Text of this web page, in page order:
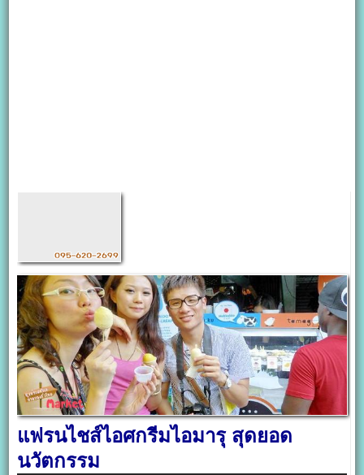
แฟรนไชส์ไอศกรีมไอมารุ สุดยอด
นวัตกรรม